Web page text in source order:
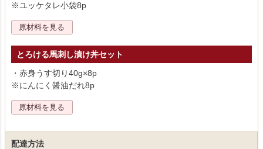
※ユッケタレ小袋8p
原材料を見る
とろける馬刺し漬け丼セット
・赤身うす切り40g×8p
※にんにく醤油だれ8p
原材料を見る
配達方法